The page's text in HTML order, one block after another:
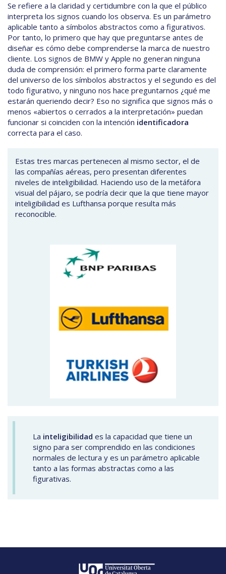
Se refiere a la claridad y certidumbre con la que el público
interpreta los signos cuando los observa. Es un parámetro
aplicable tanto a símbolos abstractos como a figurativos.
Por tanto, lo primero que hay que preguntarse antes de
diseñar es cómo debe comprenderse la marca de nuestro
cliente. Los signos de BMW y Apple no generan ninguna
duda de comprensión: el primero forma parte claramente
del universo de los símbolos abstractos y el segundo es del
todo figurativo, y ninguno nos hace preguntarnos ¿qué me
estarán queriendo decir? Eso no significa que signos más o
menos «abiertos o cerrados a la interpretación» puedan
funcionar si coinciden con la intención identificadora
correcta para el caso.
Estas tres marcas pertenecen al mismo sector, el de
las compañías aéreas, pero presentan diferentes
niveles de inteligibilidad. Haciendo uso de la metáfora
visual del pájaro, se podría decir que la que tiene mayor
inteligibilidad es Lufthansa porque resulta más
reconocible.
La inteligibilidad es la capacidad que tiene un
signo para ser comprendido en las condiciones
normales de lectura y es un parámetro aplicable
tanto a las formas abstractas como a las
figurativas.